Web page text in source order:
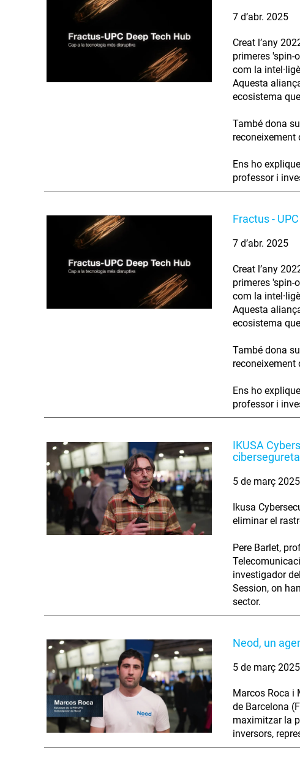
7 d’abr. 2025
Creat l’any
primeres 'spin-
com la
Aquesta
ecosistema
També dona
reconeixement
Ens ho
professor i
Fractus -
7 d’abr. 2025
Creat l’any
primeres 'spin-
com la
Aquesta
ecosistema
També dona
reconeixement
Ens ho
professor i
IKUSA
5 de març 2025
Ikusa
eliminar el
Pere Barlet,
investigador
Session, on
sector.
Neod, un
5 de març 2025
Marcos Roca i
de Barcelona
maximitzar la
inversors,